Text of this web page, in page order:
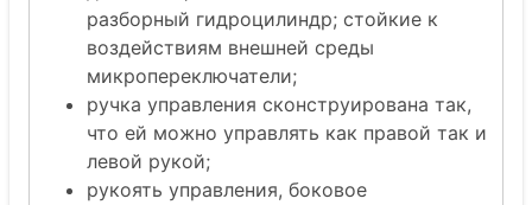
разборный гидроцилиндр; стойкие к
воздействиям внешней среды
микропереключатели;
ручка управления сконструирована так,
что ей можно управлять как правой так и
левой рукой;
рукоять управления, боковое